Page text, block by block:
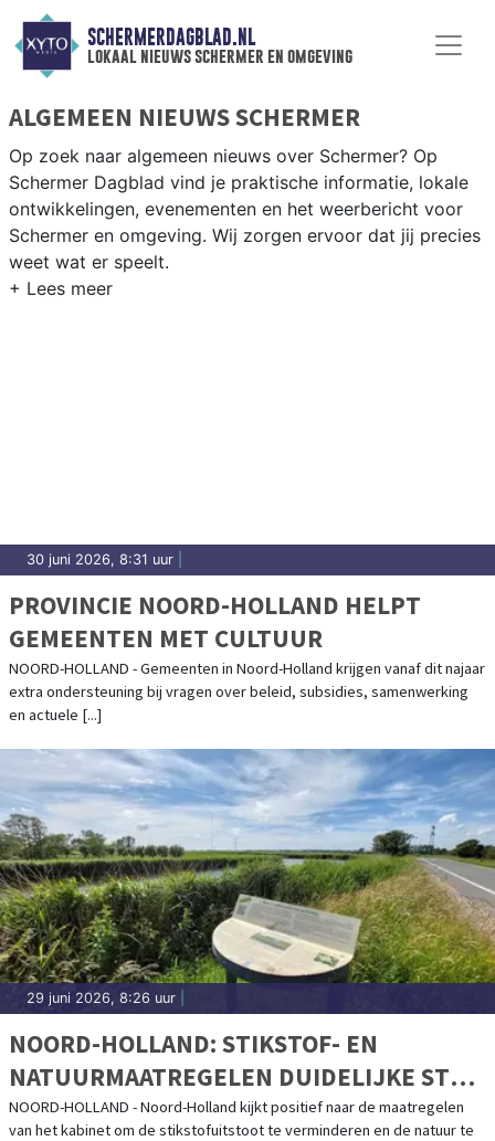
SCHERMERDAGBLAD.NL
lokaal nieuws schermer en omgeving
ALGEMEEN NIEUWS SCHERMER
Op zoek naar algemeen nieuws over Schermer? Op
Schermer Dagblad vind je praktische informatie, lokale
ontwikkelingen, evenementen en het weerbericht voor
Schermer en omgeving. Wij zorgen ervoor dat jij precies
weet wat er speelt.
30 juni 2026, 8:31 uur
PROVINCIE NOORD-HOLLAND HELPT
GEMEENTEN MET CULTUUR
NOORD-HOLLAND - Gemeenten in Noord-Holland krijgen vanaf dit najaar
extra ondersteuning bij vragen over beleid, subsidies, samenwerking
en actuele [...]
29 juni 2026, 8:26 uur
NOORD-HOLLAND: STIKSTOF- EN
NATUURMAATREGELEN DUIDELIJKE STAP
VOORUIT
NOORD-HOLLAND - Noord-Holland kijkt positief naar de maatregelen
van het kabinet om de stikstofuitstoot te verminderen en de natuur te